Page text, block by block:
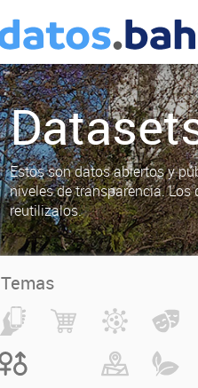
Estos son datos abiertos y
niveles de transparencia.
reutilizalos.
Temas